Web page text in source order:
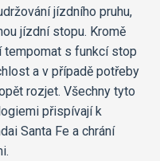
jízdního pruhu,
jízdní stopu. Kromě
s funkcí stop
a v případě potřeby
rozjet. Všechny tyto
přispívají k
Santa Fe a chrání